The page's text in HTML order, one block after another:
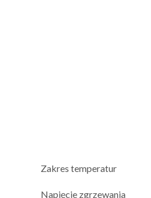
Zakres temperatur
Napięcie zgrzewania